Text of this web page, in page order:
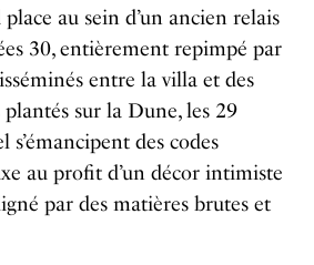
au sein d’un ancien relais
30, entièrement repimpé par
entre la villa et des
sur la Dune, les 29
s’émancipent des codes
au profit d’un décor intimiste
par des matières brutes et